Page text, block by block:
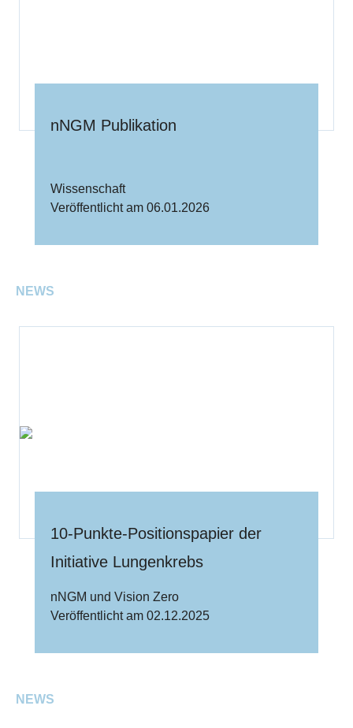
nNGM Publikation
Wissenschaft
Veröffentlicht am 06.01.2026
NEWS
10-Punkte-Positionspapier der
Initiative Lungenkrebs
nNGM und Vision Zero
Veröffentlicht am 02.12.2025
NEWS